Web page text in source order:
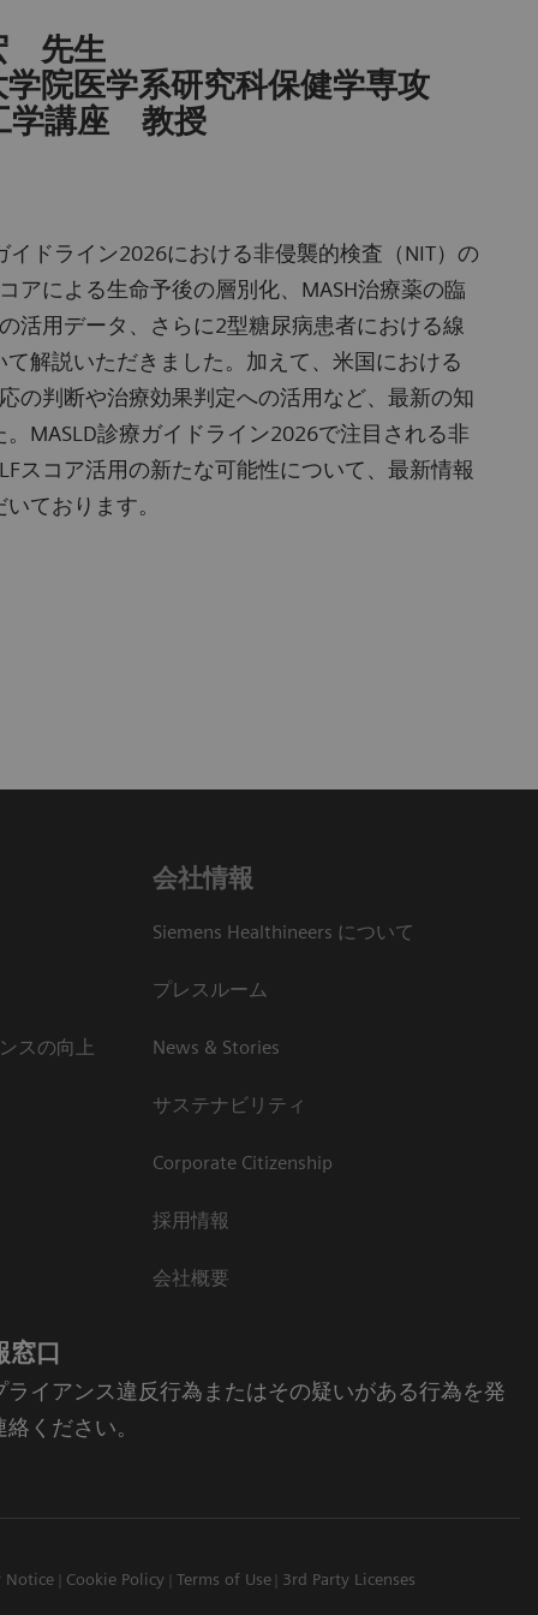
先生
医学系研究科保健学専攻
講座 教授
イドライン2026における非侵襲的検査（NIT）の
アによる生命予後の層別化、MASH治療薬の臨
活用データ、さらに2型糖尿病患者における線
解説いただきました。加えて、米国における
の判断や治療効果判定への活用など、最新の知
MASLD診療ガイドライン2026で注目される非
スコア活用の新たな可能性について、最新情報
ております。
スの向上
会社情報
Siemens Healthineers について
プレスルーム
News & Stories
サステナビリティ
Corporate Citizenship
採用情報
会社概要
窓口
イアンス違反行為またはその疑いがある行為を発
ください。
Notice Cookie Policy Terms of Use 3rd Party Licenses